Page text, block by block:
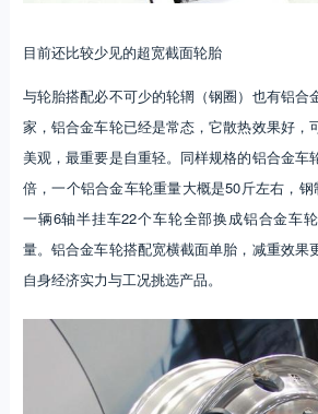
目前还比较少见的超宽截面轮胎
与轮胎搭配必不可少的轮辋（钢圈）也有铝合
家，铝合金车轮已经是常态，它散热效果好，
美观，最重要是自重轻。同样规格的铝合金车
倍，一个铝合金车轮重量大概是50斤左右，钢
一辆6轴半挂车22个车轮全部换成铝合金车
量。铝合金车轮搭配宽横截面单胎，减重效果
自身经济实力与工况挑选产品。